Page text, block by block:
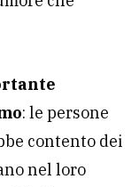
: le persone
contento dei
nel loro